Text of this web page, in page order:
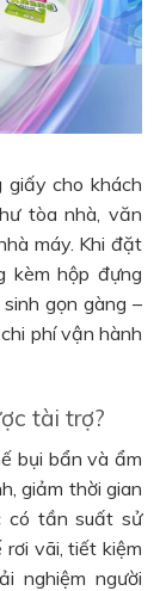
giấy cho khách
tòa nhà, văn
máy. Khi đặt
kèm hộp đựng
gọn gàng –
phí vận hành
tài trợ?
bụi bẩn và ẩm
giảm thời gian
có tần suất sử
rơi vãi, tiết kiệm
nghiệm người